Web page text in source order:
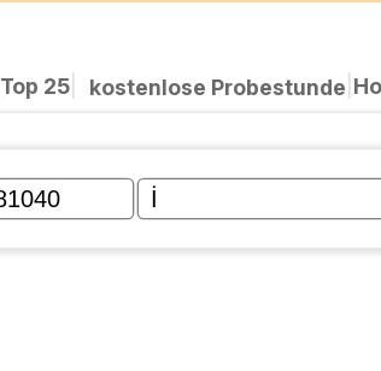
درس آزمایشی رایگان|چگونه کار می‌کند؟